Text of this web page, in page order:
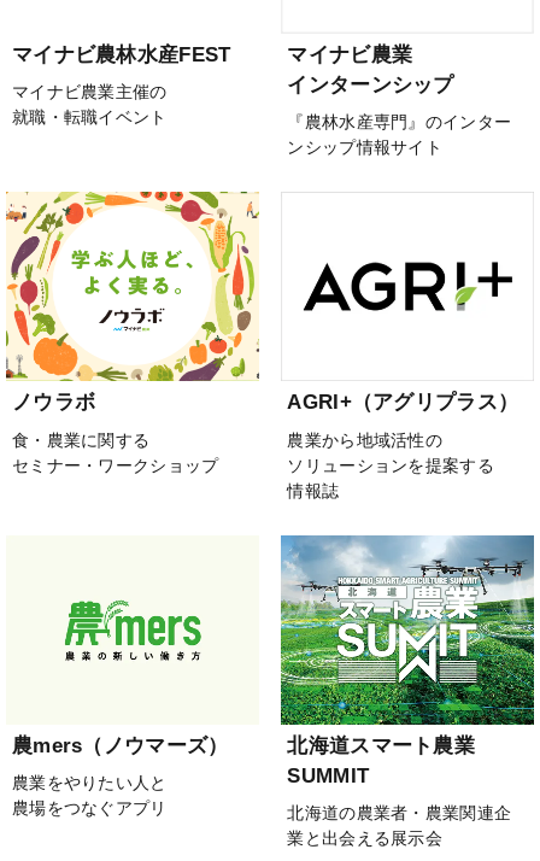
マイナビ農林水産FEST
マイナビ農業主催の
就職・転職イベント
マイナビ農業
インターンシップ
『農林水産専門』のインター
ンシップ情報サイト
ノウラボ
食・農業に関する
セミナー・ワークショップ
AGRI+（アグリプラス）
農業から地域活性の
ソリューションを提案する
情報誌
農mers（ノウマーズ）
農業をやりたい人と
農場をつなぐアプリ
北海道スマート農業
SUMMIT
北海道の農業者・農業関連企
業と出会える展示会